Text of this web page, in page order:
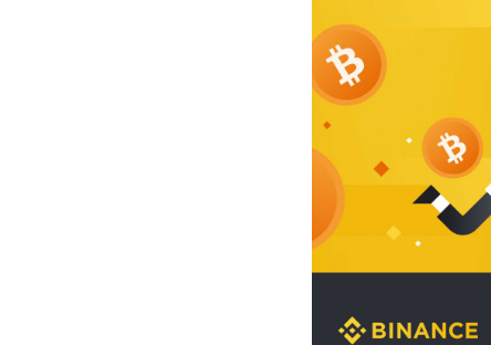
khuẩn và nấm
thời tiết nóng
thêm các nghiên
động của giấc
phòng ngủ đối
người tại Sleep
Link) để có cái
2. Các tiêu chí
chăn ga gối
ngủ
Để sở hữu một
cao cấp hoàn
công năng,
nhắc kỹ lưỡng